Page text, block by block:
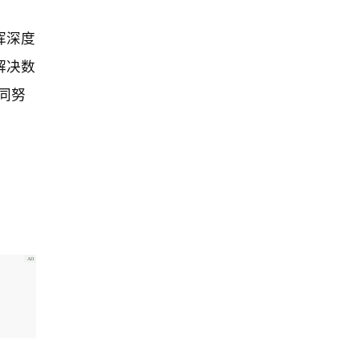
深度
决数
努